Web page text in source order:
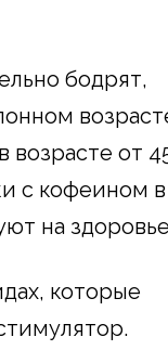
бодрят,
возрасте от
с кофеином в
на
которые